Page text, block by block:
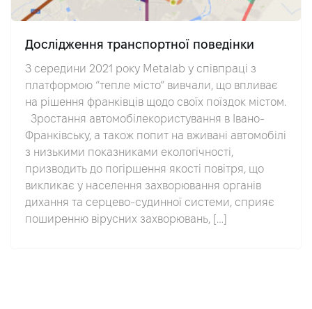
Дослідження транспортної поведінки
З середини 2021 року Metalab у співпраці з
платформою “тепле місто” вивчали, що впливає
на рішення франківців щодо своїх поїздок містом.
Зростання автомобілекористування в Івано-
Франківську, а також попит на вживані автомобілі
з низькими показниками екологічності,
призводить до погіршення якості повітря, що
викликає у населення захворювання органів
дихання та серцево-судинної системи, сприяє
поширенню вірусних захворювань, […]